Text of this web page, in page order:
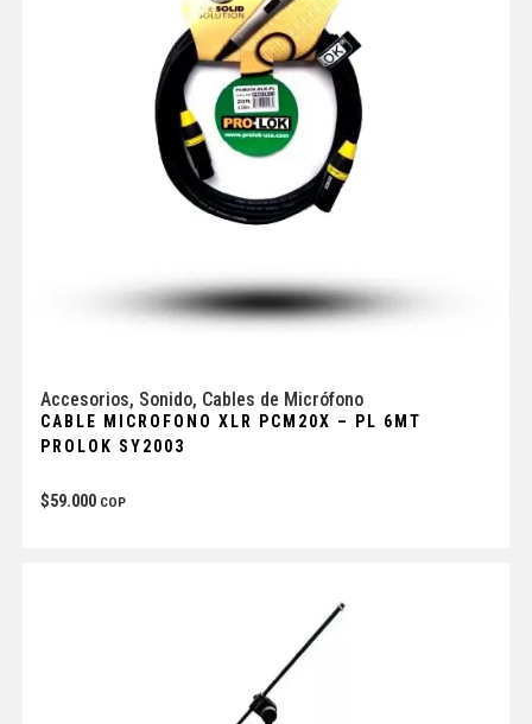
Accesorios, Sonido, Cables de Micrófono
CABLE MICROFONO XLR PCM20X – PL 6MT
PROLOK SY2003
$59.000 COP